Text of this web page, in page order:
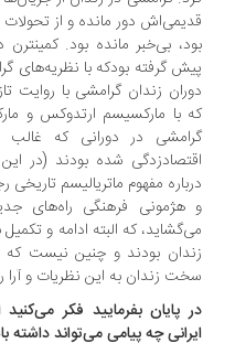
دور مانده و از تحولات
گرفته بودکه با نظریه‌های گرامشی
زندان گرامشی با روایت تازه‌ای
با مارکسیسم ارتدوکس و
در دورانی که غالب
شده بودند (در این زمینه
مفهوم ماتریالیسم تاریخی رجوع
فرهنگی راه‌های جدیدی
که البته ادامه و تکمیل برخی
بودند و چنین نیست که
زندان به این نظریات و آرا رسیده
پایان بفرمایید فکر می‌کنید این
چه پیامی می‌تواند داشته باشد؟